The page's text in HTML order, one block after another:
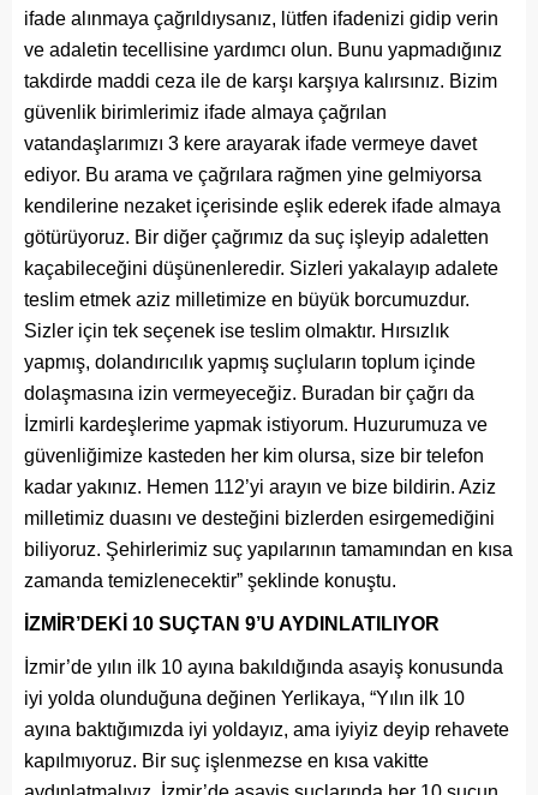
ifade alınmaya çağrıldıysanız, lütfen ifadenizi gidip verin
ve adaletin tecellisine yardımcı olun. Bunu yapmadığınız
takdirde maddi ceza ile de karşı karşıya kalırsınız. Bizim
güvenlik birimlerimiz ifade almaya çağrılan
vatandaşlarımızı 3 kere arayarak ifade vermeye davet
ediyor. Bu arama ve çağrılara rağmen yine gelmiyorsa
kendilerine nezaket içerisinde eşlik ederek ifade almaya
götürüyoruz. Bir diğer çağrımız da suç işleyip adaletten
kaçabileceğini düşünenleredir. Sizleri yakalayıp adalete
teslim etmek aziz milletimize en büyük borcumuzdur.
Sizler için tek seçenek ise teslim olmaktır. Hırsızlık
yapmış, dolandırıcılık yapmış suçluların toplum içinde
dolaşmasına izin vermeyeceğiz. Buradan bir çağrı da
İzmirli kardeşlerime yapmak istiyorum. Huzurumuza ve
güvenliğimize kasteden her kim olursa, size bir telefon
kadar yakınız. Hemen 112’yi arayın ve bize bildirin. Aziz
milletimiz duasını ve desteğini bizlerden esirgemediğini
biliyoruz. Şehirlerimiz suç yapılarının tamamından en kısa
zamanda temizlenecektir” şeklinde konuştu.
İZMİR’DEKİ 10 SUÇTAN 9’U AYDINLATILIYOR
İzmir’de yılın ilk 10 ayına bakıldığında asayiş konusunda
iyi yolda olunduğuna değinen Yerlikaya, “Yılın ilk 10
ayına baktığımızda iyi yoldayız, ama iyiyiz deyip rehavete
kapılmıyoruz. Bir suç işlenmezse en kısa vakitte